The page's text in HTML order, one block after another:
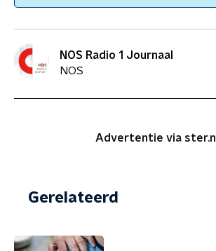
NOS Radio 1 Journaal
NOS
Advertentie via ster.nl
Gerelateerd